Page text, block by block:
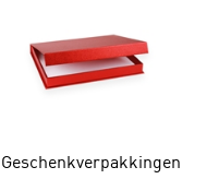
Geschenkverpakkingen